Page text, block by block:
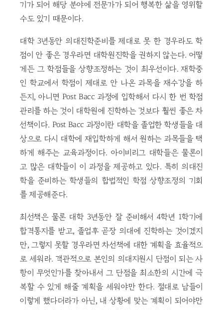
기가 되어 해당 분야에 전문가가 되어 행복한 삶을 영위할
수도 있기 때문이다.
대학 3년동안 의대진학준비를 제대로 못 한 경우라도 학
점이 안 좋은 경우라면 대학원진학을 권하지 않는다. 어떻
게든 그 학점들을 상향조정하는 것이 최우선이다. 재학중
인 학교에서 학점이 제대로 안 나온 과목을 재수강을 하
든지, 아니면 Post Bacc 과정에 입학해서 다시 한 번 학점
관리를 하는 것이 대학원에 진학하는 것보다 훨씬 좋은 차
선책이다. Post Bacc 과정이란 대학을 졸업한 학생들을 대
상으로 다시 대학에 재입학하게 해서 원하는 과목들을 택
하게 해주는 교육과정이다. 아이비리그 대학들은 물론이
고 많은 대학들이 이 과정을 제공하고 있다. 특히 의대진
학을 준비하는 학생들의 합법적인 학점 상향조정의 기회
를 제공해준다.
최선책은 물론 대학 3년동안 잘 준비해서 4학년 1학기에
합격통지를 받고, 졸업후 곧장 의대에 진학하는 것이겠지
만, 그렇지 못할 경우라면 차선책에 대한 계획을 효율적으
로 세워라. 객관적으로 본인의 의대지원시 단점이 되는 사
항이 무엇인가를 찾아내서 그 단점을 최소한의 시간에 극
복할 수 있게 해줄 계획을 세워야만 한다. 절대로 남들이
이렇게 했다더라가 아닌, 내 상황에 맞는 계획이 되어야만